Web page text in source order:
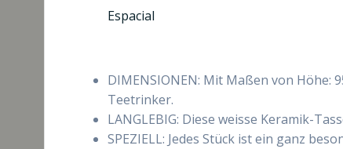
Espacial
DIMENSIONEN: Mit Maßen von Höhe:
Teetrinker.
LANGLEBIG: Diese weisse Keramik-
SPEZIELL: Jedes Stück ist ein ganz